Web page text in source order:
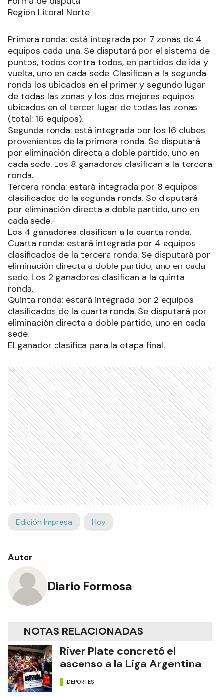
Región Litoral Norte
Primera ronda: está integrada por 7 zonas de 4
equipos cada una. Se disputará por el sistema de
puntos, todos contra todos, en partidos de ida y
vuelta, uno en cada sede. Clasifican a la segunda
ronda los ubicados en el primer y segundo lugar
de todas las zonas y los dos mejores equipos
ubicados en el tercer lugar de todas las zonas
(total: 16 equipos).
Segunda ronda: está integrada por los 16 clubes
provenientes de la primera ronda. Se disputará
por eliminación directa a doble partido, uno en
cada sede. Los 8 ganadores clasifican a la tercera
ronda.
Tercera ronda: estará integrada por 8 equipos
clasificados de la segunda ronda. Se disputará
por eliminación directa a doble partido, uno en
cada sede.-
Los 4 ganadores clasifican a la cuarta ronda.
Cuarta ronda: estará integrada por 4 equipos
clasificados de la tercera ronda. Se disputará por
eliminación directa a doble partido, uno en cada
sede. Los 2 ganadores clasifican a la quinta
ronda.
Quinta ronda: estará integrada por 2 equipos
clasificados de la cuarta ronda. Se disputará por
eliminación directa a doble partido, uno en cada
sede.
El ganador clasifica para la etapa final.
Ads
Edición Impresa Hoy
Autor
Diario Formosa
NOTAS RELACIONADAS
River Plate concretó el
ascenso a la Liga Argentina
DEPORTES